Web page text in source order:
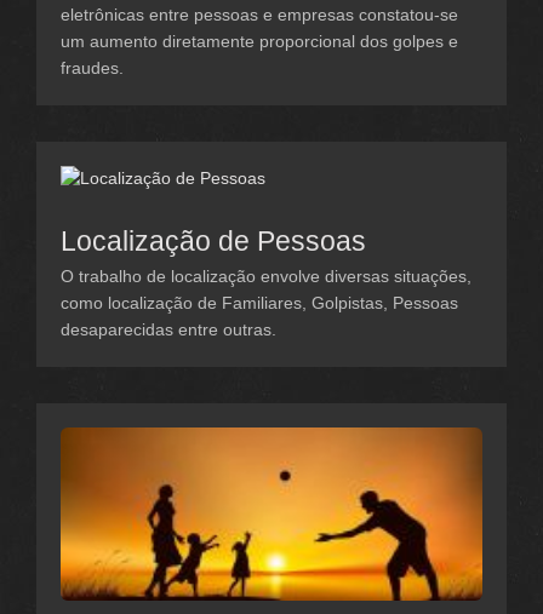
eletrônicas entre pessoas e empresas constatou-se
um aumento diretamente proporcional dos golpes e
fraudes.
Localização de Pessoas
O trabalho de localização envolve diversas situações,
como localização de Familiares, Golpistas, Pessoas
desaparecidas entre outras.